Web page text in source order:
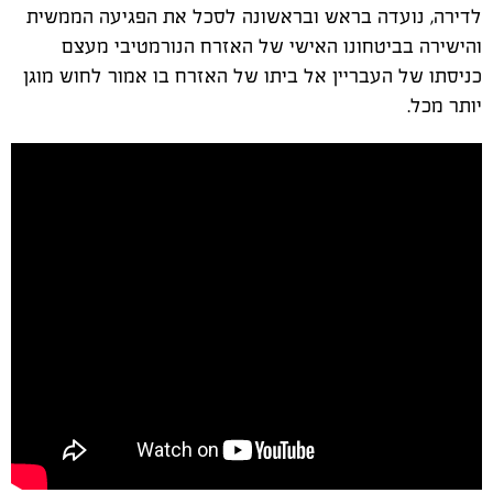
לדירה, נועדה בראש ובראשונה לסכל את הפגיעה הממשית
והישירה בביטחונו האישי של האזרח הנורמטיבי מעצם
כניסתו של העבריין אל ביתו של האזרח בו אמור לחוש מוגן
יותר מכל.